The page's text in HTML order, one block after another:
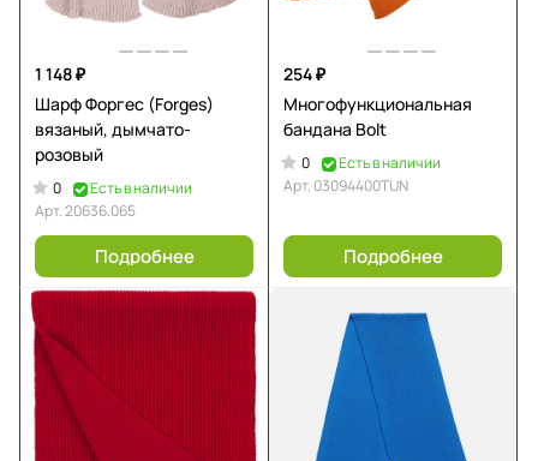
1 148 ₽
Шарф Форгес (Forges)
вязаный, дымчато-
розовый
0
Есть в наличии
Арт.20636.065
Подробнее
254 ₽
Многофункциональная
бандана Bolt
0
Есть в наличии
Арт. 03094400TUN
Подробнее